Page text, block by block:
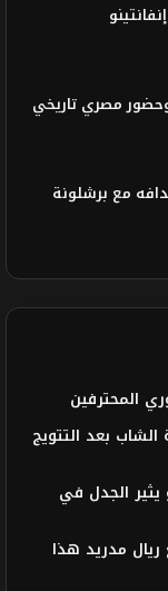
مع برشلونة
المحترفين
بعد التتويج
يثير الجدل في
ريال مدريد هذا